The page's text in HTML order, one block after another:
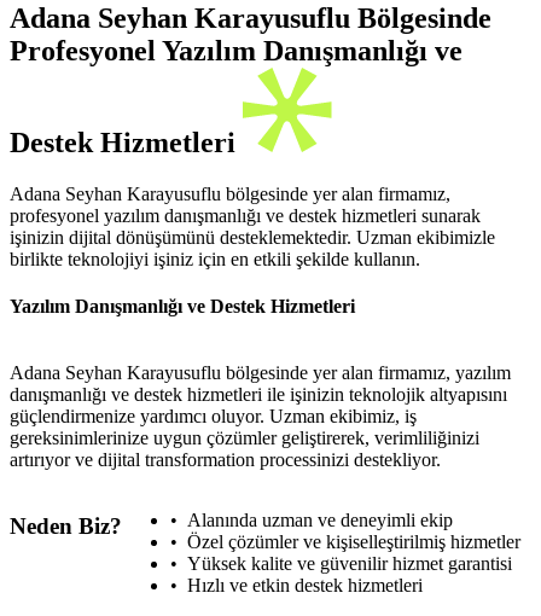
Adana Seyhan Karayusuflu Bölgesinde
Profesyonel Yazılım Danışmanlığı ve
Destek Hizmetleri
Adana Seyhan Karayusuflu bölgesinde yer alan firmamız,
profesyonel yazılım danışmanlığı ve destek hizmetleri sunarak
işinizin dijital dönüşümünü desteklemektedir. Uzman ekibimizle
birlikte teknolojiyi işiniz için en etkili şekilde kullanın.
Yazılım Danışmanlığı ve Destek Hizmetleri
Adana Seyhan Karayusuflu bölgesinde yer alan firmamız, yazılım
danışmanlığı ve destek hizmetleri ile işinizin teknolojik altyapısını
güçlendirmenize yardımcı oluyor. Uzman ekibimiz, iş
gereksinimlerinize uygun çözümler geliştirerek, verimliliğinizi
artırıyor ve dijital transformation processinizi destekliyor.
Neden Biz?
Alanında uzman ve deneyimli ekip
Özel çözümler ve kişiselleştirilmiş hizmetler
Yüksek kalite ve güvenilir hizmet garantisi
Hızlı ve etkin destek hizmetleri